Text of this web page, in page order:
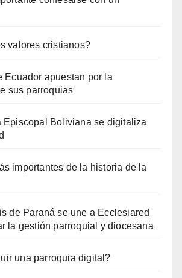
valores cristianos?
Ecuador apuestan por la
sus parroquias
Episcopal Boliviana se digitaliza
importantes de la historia de la
de Paraná se une a Ecclesiared
la gestión parroquial y diocesana
una parroquia digital?